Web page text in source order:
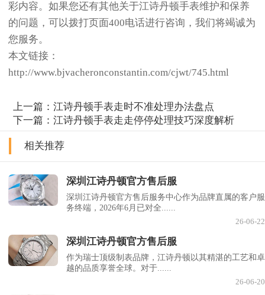
彩内容。如果您还有其他关于江诗丹顿手表维护和保养
的问题，可以拨打页面400电话进行咨询，我们将竭诚为
您服务。
本文链接：
http://www.bjvacheronconstantin.com/cjwt/745.html
上一篇：江诗丹顿手表走时不准处理办法盘点
下一篇：江诗丹顿手表走走停停处理技巧深度解析
相关推荐
深圳江诗丹顿官方售后服
深圳江诗丹顿官方售后服务中心作为品牌直属的客户服
务终端，2026年6月已对全......
26-06-22
深圳江诗丹顿官方售后服
作为瑞士顶级制表品牌，江诗丹顿以其精湛的工艺和卓
越的品质享誉全球。对于......
26-06-20